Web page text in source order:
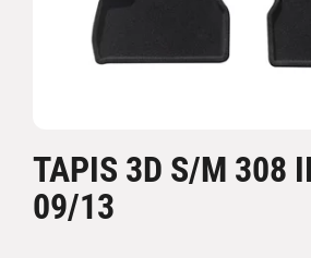
TAPIS 3D S/M 308
09/13